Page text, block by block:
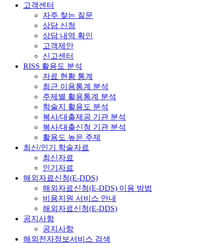
고객센터
자주 찾는 질문
상담 신청
상담 내역 확인
고객제안
신고센터
RISS 활용도 분석
자료 현황 통계
최근 이용통계 분석
주제별 활용통계 분석
학술지 활용도 분석
복사/대출제공 기관 분석
복사/대출신청 기관 분석
활용도 높은 주제
최신/인기 학술자료
최신자료
인기자료
해외자료신청(E-DDS)
해외자료신청(E-DDS) 이용 방법
비용지원 서비스 안내
해외자료신청(E-DDS)
공지사항
공지사항
해외전자정보서비스 검색